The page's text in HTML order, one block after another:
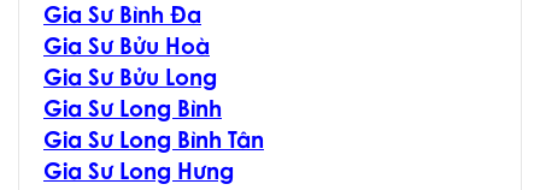
Gia Sư Bình Đa
Gia Sư Bửu Hoà
Gia Sư Bửu Long
Gia Sư Long Bình
Gia Sư Long Bình Tân
Gia Sư Long Hưng